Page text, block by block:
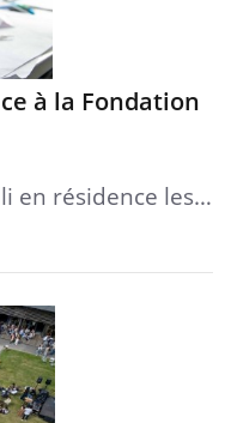
à la Fondation
en résidence les…